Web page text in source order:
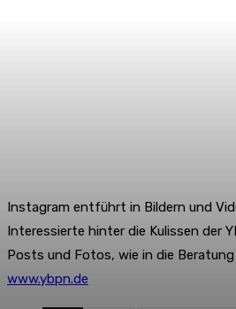
Instagram entführt in Bildern und
Interessierte hinter die Kulissen der
Posts und Fotos, wie in die
www.ybpn.de